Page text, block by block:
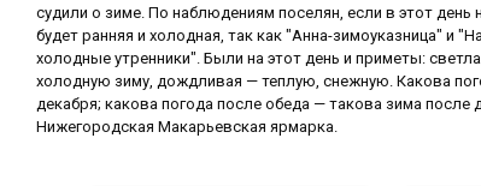
судили о зиме. По наблюдениям поселян, если в этот день
будет ранняя и холодная, так как "Анна-зимоуказница" и
холодные утренники". Были на этот день и приметы:
холодную зиму, дождливая — теплую, снежную. Какова
декабря; какова погода после обеда — такова зима
Нижегородская Макарьевская ярмарка.